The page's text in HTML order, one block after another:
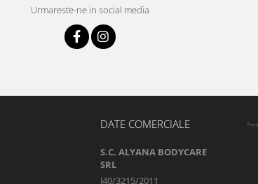
Urmareste-ne in social media
DATE COMERCIALE
S.C. ALYANA BODYCARE
SRL
J40/3215/2011